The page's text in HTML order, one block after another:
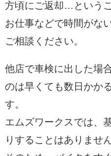
方頃にご返却…という
お仕事などで時間がな
ご相談ください。
他店で車検に出した場
のは早くても数日かか
す。
エムズワークスでは、
りすることはありません